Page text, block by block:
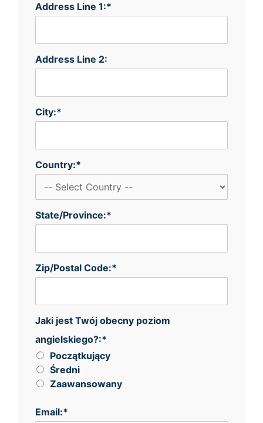
Address Line 1:*
Address Line 2:
City:*
Country:*
State/Province:*
Zip/Postal Code:*
Jaki jest Twój obecny poziom angielskiego?
Jaki jest Twój obecny poziom
angielskiego?:*
Początkujący
Średni
Zaawansowany
Email:*